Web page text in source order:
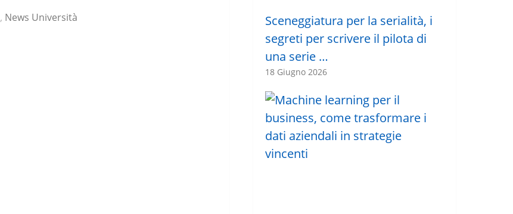
, News Università
Sceneggiatura per la serialità, i
segreti per scrivere il pilota di
una serie …
18 Giugno 2026